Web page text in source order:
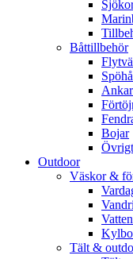
Båttillbehör
Bojar
Outdoor
Väskor &
Tält &